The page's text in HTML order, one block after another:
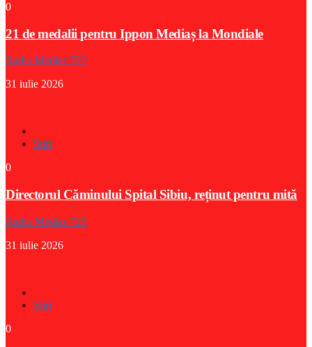
0
21 de medalii pentru Ippon Mediaș la Mondiale
Radio Medias 725
31 iulie 2026
Stiri
0
Directorul Căminului Spital Sibiu, reținut pentru mită
Radio Medias 725
31 iulie 2026
Stiri
0